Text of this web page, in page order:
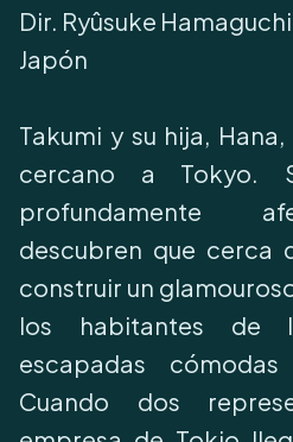
Dir. Ryûsuke Hamaguchi
Japón
Takumi y su hija,
cercano a Tokyo.
profundamente
descubren que cerca
construir un
los habitantes de
escapadas
Cuando dos